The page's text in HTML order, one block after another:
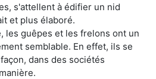
s'attellent à édifier un nid
et plus élaboré.
les guêpes et les frelons ont un
semblable. En effet, ils se
dans des sociétés